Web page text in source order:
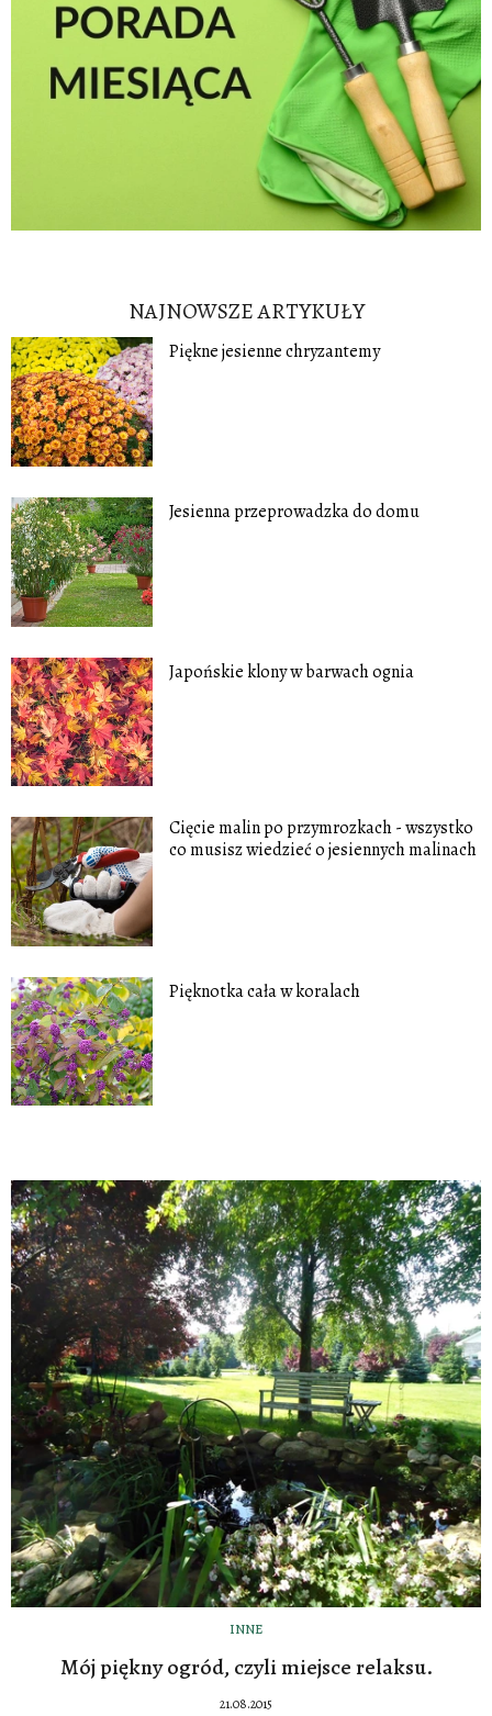
NAJNOWSZE ARTYKUŁY
Piękne jesienne chryzantemy
Jesienna przeprowadzka do domu
Japońskie klony w barwach ognia
Cięcie malin po przymrozkach - wszystko
co musisz wiedzieć o jesiennych malinach
Pięknotka cała w koralach
INNE
Mój piękny ogród, czyli miejsce relaksu.
21.08.2015